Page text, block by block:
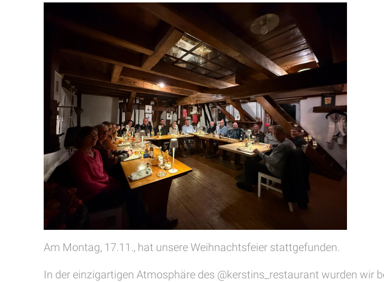
Am Montag, 17.11., hat unsere Weihnachtsfeier stattgefunden.
In der einzigartigen Atmosphäre des @kerstins_restaurant wurden wir